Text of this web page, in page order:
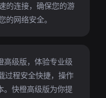
的连接，确保您的游
的网络安全。
级版，体验专业级
过程安全快捷，操作
。快橙高级版为你提